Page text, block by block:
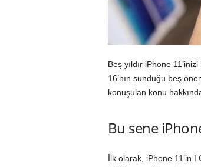
Beş yıldır iPhone
16’nın sunduğu beş
konuşulan konu
Bu sene
İlk olarak, iPhone 11’in